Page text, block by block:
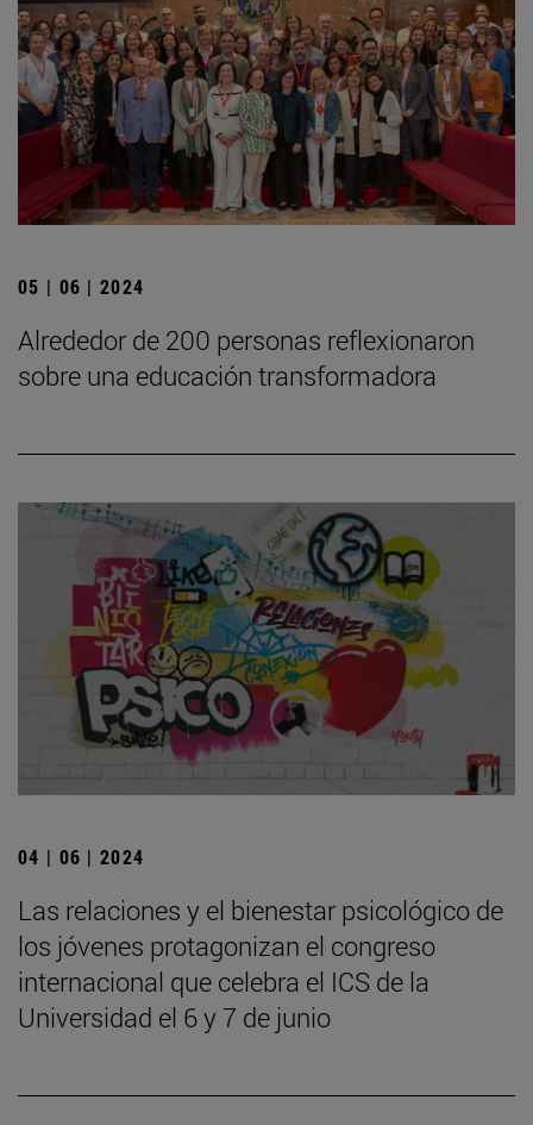
05 | 06 | 2024
Alrededor de 200 personas reflexionaron
sobre una educación transformadora
04 | 06 | 2024
Las relaciones y el bienestar psicológico de
los jóvenes protagonizan el congreso
internacional que celebra el ICS de la
Universidad el 6 y 7 de junio